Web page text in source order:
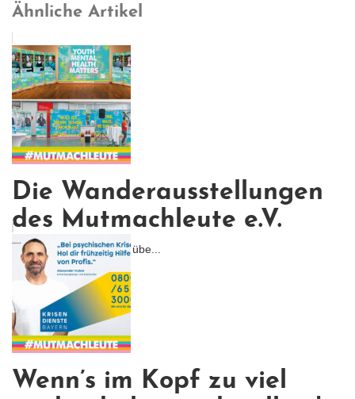
Ähnliche Artikel
Die Wanderausstellungen
des Mutmachleute e.V.
Umfassender Überblick übe...
Wenn’s im Kopf zu viel